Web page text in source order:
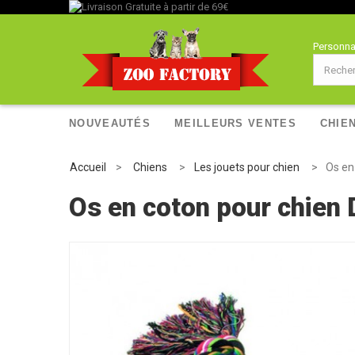
NOUVEAUTÉS MEILLEURS VENTES
Accueil > Chiens > Les jouets pour chien > Os
Os en coton pour chien